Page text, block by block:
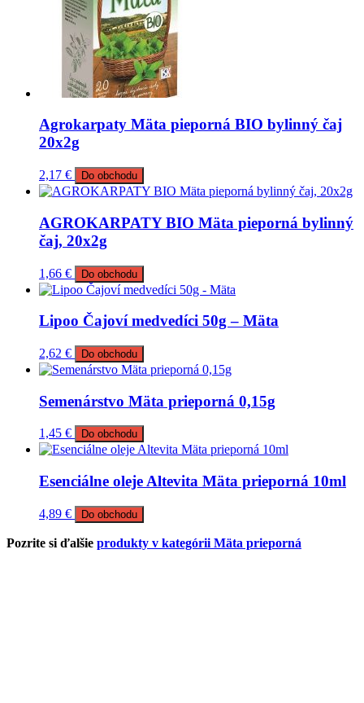
Agrokarpaty Mäta pieporná BIO bylinný čaj
20x2g
2,17 € Do obchodu
AGROKARPATY BIO Mäta pieporná bylinný
čaj, 20x2g
1,66 € Do obchodu
Lipoo Čajoví medvedíci 50g – Mäta
2,62 € Do obchodu
Semenárstvo Mäta prieporná 0,15g
1,45 € Do obchodu
Esenciálne oleje Altevita Mäta prieporná 10ml
4,89 € Do obchodu
Pozrite si ďalšie produkty v kategórii Mäta prieporná